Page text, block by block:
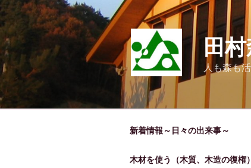
コ
ン
テ
ン
ツ
へ
ス
キ
田
人も森も
新着情報～日々の出来事～
木材を使う（木質、木造の復権）